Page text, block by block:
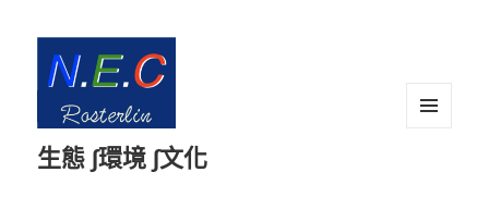
生態 ∫環境 ∫文化